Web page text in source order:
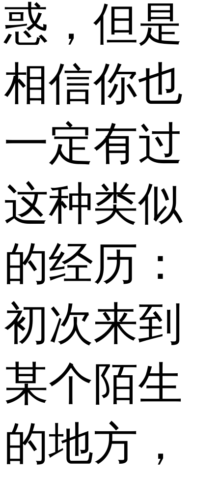
惑，但是
相信你也
一定有过
这种类似
的经历：
初次来到
某个陌生
的地方，